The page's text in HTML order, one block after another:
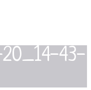
43-